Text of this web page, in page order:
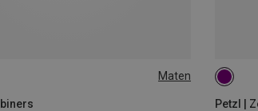
Maten
Petzl |